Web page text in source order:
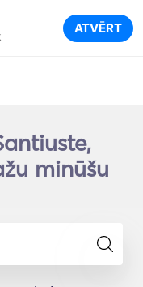
ATVĒRT
minūšu